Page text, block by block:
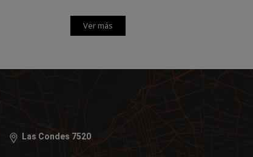
Ver más
Las Condes 7520